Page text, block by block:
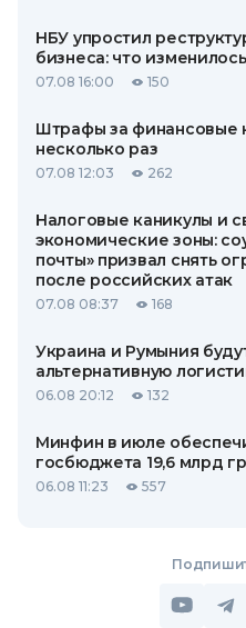
НБУ упростил
бизнеса: что изменилось
07.08 16:00 150
Штрафы за финансовые
несколько раз
07.08 12:03 262
Налоговые каникулы и
экономические зоны:
почты» призвал снять
после российских атак
07.08 08:37 168
Украина и Румыния
альтернативную
06.08 20:12 132
Минфин в июле
госбюджета 19,6 млрд
06.08 11:23 557